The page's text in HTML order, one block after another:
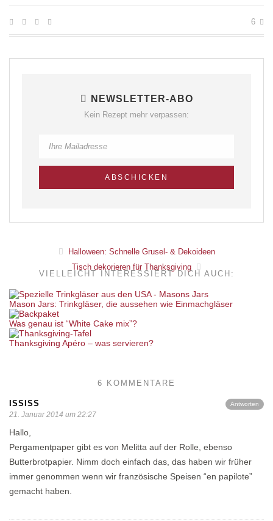
6
NEWSLETTER-ABO
Kein Rezept mehr verpassen:
Halloween: Schnelle Grusel- & Dekoideen
Tisch dekorieren für Thanksgiving
VIELLEICHT INTERESSIERT DICH AUCH:
Mason Jars: Trinkgläser, die aussehen wie Einmachgläser
Was genau ist “White Cake mix”?
Thanksgiving Apéro – was servieren?
6 KOMMENTARE
Antworten
ISSISS
21. Januar 2014 um 22:27
Hallo,
Pergamentpaper gibt es von Melitta auf der Rolle, ebenso
Butterbrotpapier. Nimm doch einfach das, das haben wir früher
immer genommen wenn wir französische Speisen “en papilote”
gemacht haben.